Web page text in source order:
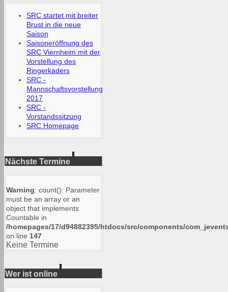
SRC startet mit breiter
Brust in die neue
Saison
Saisoneröffnung des
SRC Viernheim mit der
Vorstellung des
Ringerkaders
SRC -
Mannschaftsvorstellung
2017
SRC -
Vorstandssitzung
SRC Homepage
Nächste Termine
Warning: count(): Parameter
must be an array or an
object that implements
Countable in
/homepages/17/d94882395/htdocs/src/components/
on line 147
Keine Termine
Wer ist online